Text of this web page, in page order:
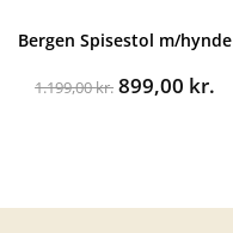
Bergen Spisestol m/hynde
1.199,00kr. Den
899,00 kr.